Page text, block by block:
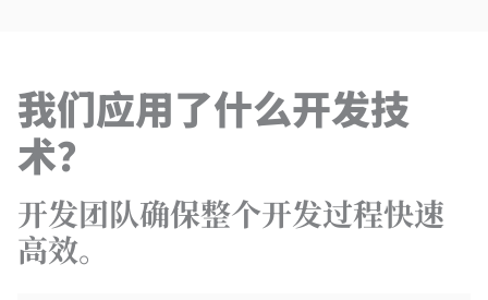
我们应用了什么开发技
术？
开发团队确保整个开发过程快速
高效。